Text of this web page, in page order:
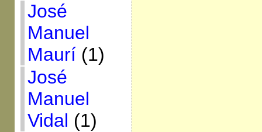
José
Manuel
Maurí(1)
José
Manuel
Vidal (1)